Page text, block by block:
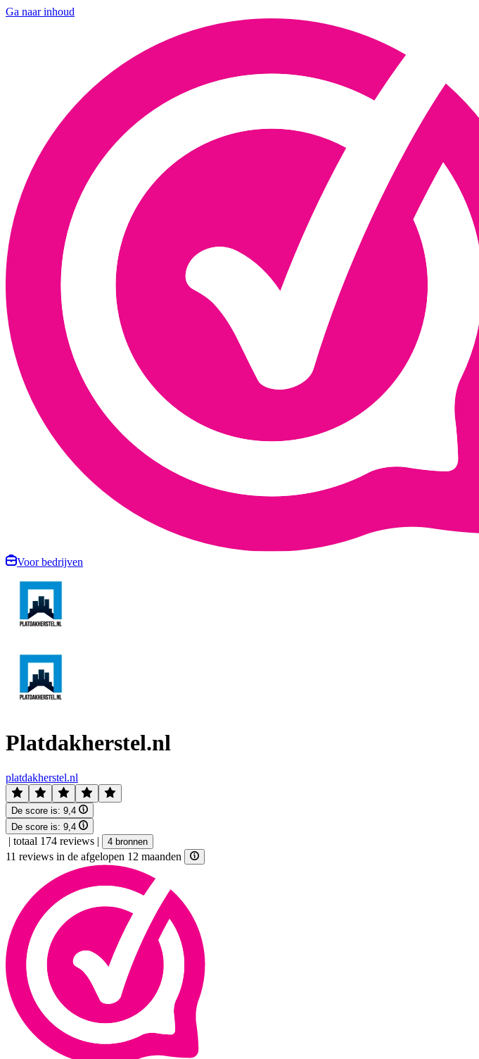
Ga naar inhoud
Voor bedrijven
Platdakherstel.nl
platdakherstel.nl
De score is: 9,4
De score is: 9,4
| totaal 174 reviews | 4 bronnen
11 reviews in de afgelopen 12 maanden